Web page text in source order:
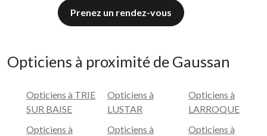
Prenez un rendez-vous
Opticiens à proximité de Gaussan
Opticiens à TRIE
SUR BAISE
Opticiens à
Opticiens à
LUSTAR
Opticiens à
Opticiens à
LARROQUE
Opticiens à